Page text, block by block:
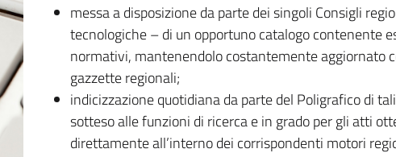
messa a disposizione da parte dei singoli Consigli
tecnologiche – di un opportuno catalogo contenente
normativi, mantenendolo costantemente aggiornato
gazzette regionali;
indicizzazione quotidiana da parte del Poligrafico di
sotteso alle funzioni di ricerca e in grado per gli atti
direttamente all’interno dei corrispondenti motori